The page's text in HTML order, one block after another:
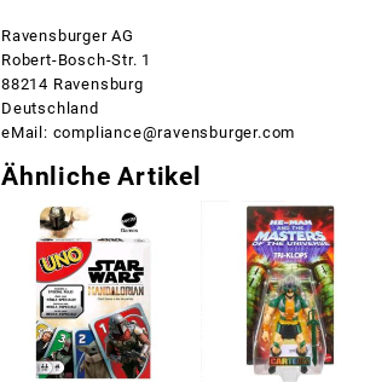
Ravensburger AG
Robert-Bosch-Str. 1
88214 Ravensburg
Deutschland
eMail: compliance@ravensburger.com
Ähnliche Artikel